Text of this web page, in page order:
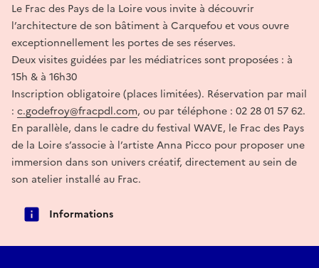
Le Frac des Pays de la Loire vous invite à découvrir
l’architecture de son bâtiment à Carquefou et vous ouvre
exceptionnellement les portes de ses réserves.
Deux visites guidées par les médiatrices sont proposées : à
15h & à 16h30
Inscription obligatoire (places limitées). Réservation par mail
: c.godefroy@fracpdl.com, ou par téléphone : 02 28 01 57 62.
En parallèle, dans le cadre du festival WAVE, le Frac des Pays
de la Loire s’associe à l’artiste Anna Picco pour proposer une
immersion dans son univers créatif, directement au sein de
son atelier installé au Frac.
Informations